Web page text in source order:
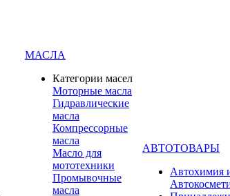
МАСЛА
Категории масел
Моторные масла
Гидравлические
масла
Компрессорные
масла
Масло для
мототехники
Промывочные
масла
АВТОТОВАРЫ
Автохимия